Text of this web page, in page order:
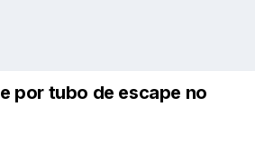
por tubo de escape no